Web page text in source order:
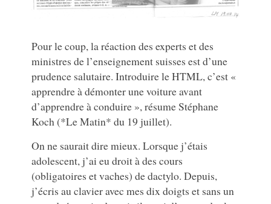
Pour le coup, la réaction des experts et des
ministres de l’enseignement suisses est d’une
prudence salutaire. Introduire le HTML, c’est «
apprendre à démonter une voiture avant
d’apprendre à conduire », résume Stéphane
Koch (*Le Matin* du 19 juillet).
On ne saurait dire mieux. Lorsque j’étais
adolescent, j’ai eu droit à des cours
(obligatoires et vaches) de dactylo. Depuis,
j’écris au clavier avec mes dix doigts et sans un